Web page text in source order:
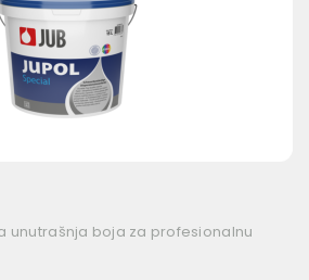
unutrašnja boja za profesionalnu